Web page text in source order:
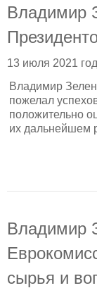
Владимир
13 июля 2021
Владимир
пожелал
положительно
их дальнейшем
Владимир
сырья и